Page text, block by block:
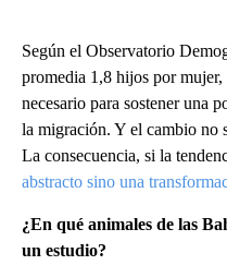
Según el Observatorio
promedia 1,8 hijos por
necesario para sostener una
la migración. Y el cambio no
La consecuencia, si la
abstracto sino una
¿En qué animales de las
un estudio?